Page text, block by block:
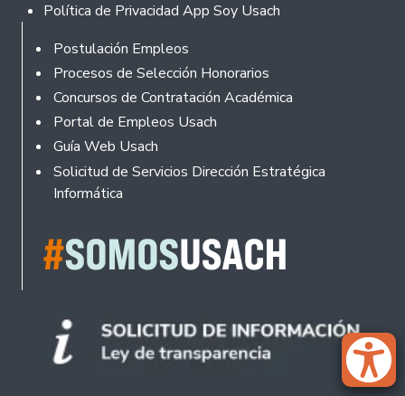
Política de Privacidad App Soy Usach
Rodapé
Postulación Empleos
Procesos de Selección Honorarios
Concursos de Contratación Académica
Portal de Empleos Usach
Guía Web Usach
Solicitud de Servicios Dirección Estratégica
Informática